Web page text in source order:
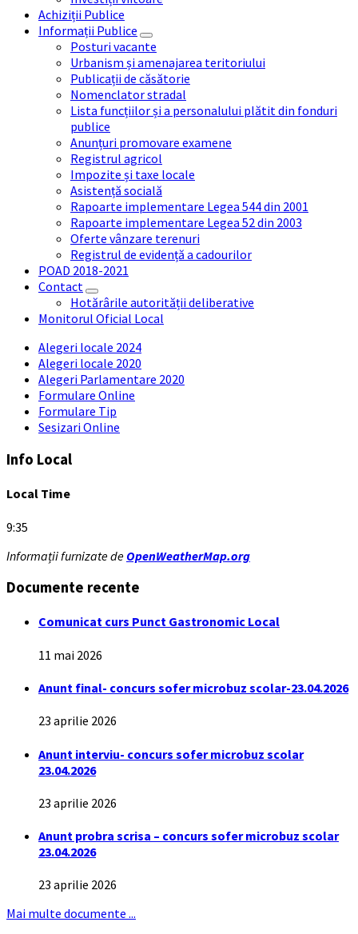
Achiziții Publice
Informații Publice
Posturi vacante
Urbanism și amenajarea teritoriului
Publicații de căsătorie
Nomenclator stradal
Lista funcțiilor și a personalului plătit din fonduri
publice
Anunțuri promovare examene
Registrul agricol
Impozite și taxe locale
Asistență socială
Rapoarte implementare Legea 544 din 2001
Rapoarte implementare Legea 52 din 2003
Oferte vânzare terenuri
Registrul de evidență a cadourilor
POAD 2018-2021
Contact
Hotărârile autorității deliberative
Monitorul Oficial Local
Alegeri locale 2024
Alegeri locale 2020
Alegeri Parlamentare 2020
Formulare Online
Formulare Tip
Sesizari Online
Info Local
Local Time
9:35
Informații furnizate de OpenWeatherMap.org
Documente recente
Comunicat curs Punct Gastronomic Local
11 mai 2026
Anunt final- concurs sofer microbuz scolar-23.04.2026
23 aprilie 2026
Anunt interviu- concurs sofer microbuz scolar
23.04.2026
23 aprilie 2026
Anunt probra scrisa – concurs sofer microbuz scolar
23.04.2026
23 aprilie 2026
Mai multe documente ...